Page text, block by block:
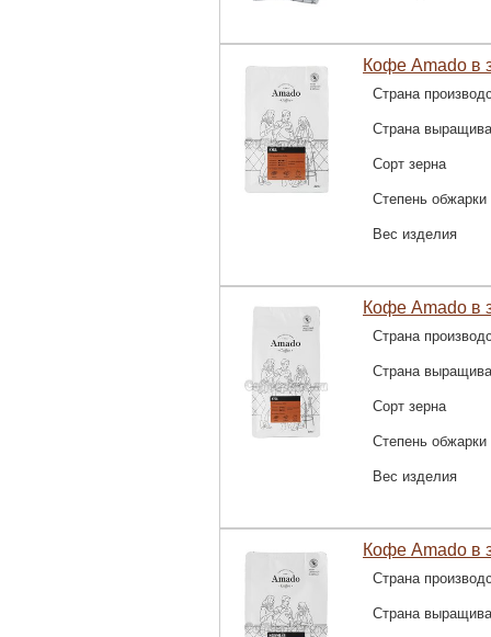
Кофе Amado в
Страна
Страна
Сорт зерна
Степень обжарки
Вес изделия
Кофе Amado в
Страна
Страна
Сорт зерна
Степень обжарки
Вес изделия
Кофе Amado в
Страна
Страна